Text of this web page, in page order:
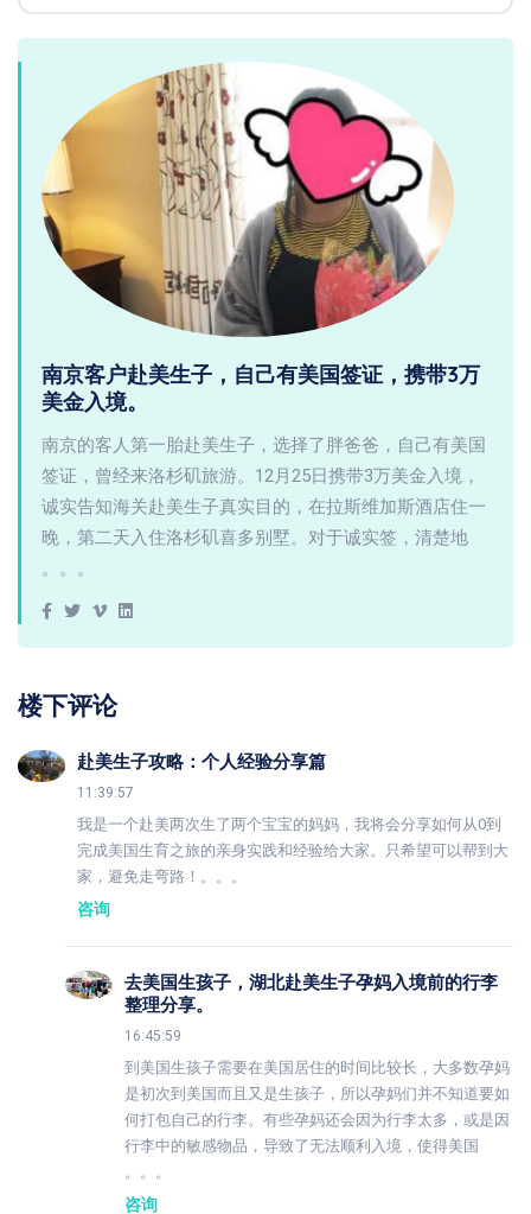
南京客户赴美生子，自己有美国签证，携带3万
美金入境。
南京的客人第一胎赴美生子，选择了胖爸爸，自己有美国
签证，曾经来洛杉矶旅游。12月25日携带3万美金入境，
诚实告知海关赴美生子真实目的，在拉斯维加斯酒店住一
晚，第二天入住洛杉矶喜多别墅。对于诚实签，清楚地
。。。
楼下评论
赴美生子攻略：个人经验分享篇
11:39:57
我是一个赴美两次生了两个宝宝的妈妈，我将会分享如何从0到
完成美国生育之旅的亲身实践和经验给大家。只希望可以帮到大
家，避免走弯路！。。。
咨询
去美国生孩子，湖北赴美生子孕妈入境前的行李
整理分享。
16:45:59
到美国生孩子需要在美国居住的时间比较长，大多数孕妈
是初次到美国而且又是生孩子，所以孕妈们并不知道要如
何打包自己的行李。有些孕妈还会因为行李太多，或是因
行李中的敏感物品，导致了无法顺利入境，使得美国
。。。
咨询